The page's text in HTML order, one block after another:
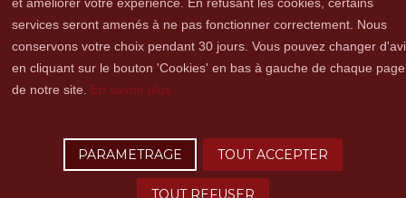
Gindou Cinéma Contacts Lettre d'infos Réseaux sociaux Partenaires
Vidéothèque Hommage à Guy Cavagnac Mentions Légales
Copyright © 2016 Gindou Cinéma | Gindou Cinéma -Le Bourg - 46250 Gindou |
Lyncee, Infographie: PAO, Multimédia & Web Design
services seront amenés à ne pas fonctionner correctement. Nous
conservons votre choix pendant 30 jours. Vous pouvez changer
en cliquant sur le bouton 'Cookies' en bas à gauche de chaque page
de notre site. En savoir plus
PARAMETRAGE TOUT ACCEPTER
TOUT REFUSER